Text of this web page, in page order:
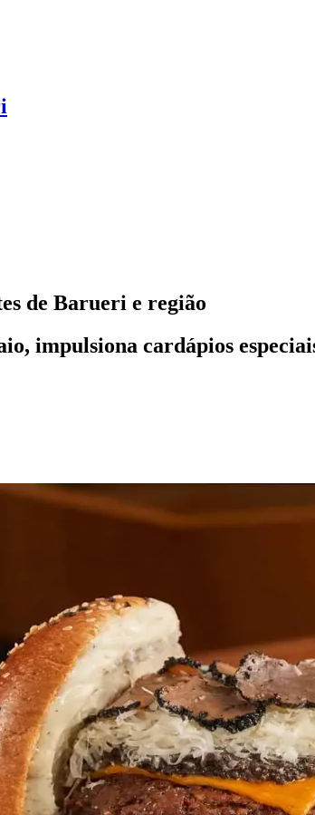
Parque VianaPirapora do Bom JesusRecanto
Votupoca
Bom JesusAraçariguamaCajamarCaieirasFranco da
de Barueri e região
impulsiona cardápios